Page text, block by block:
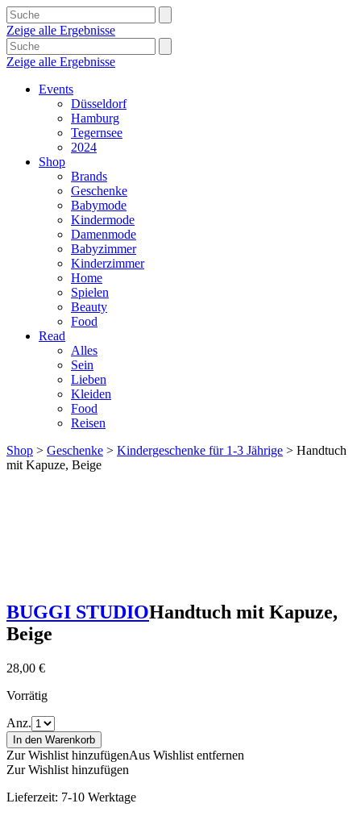
Zeige alle Ergebnisse
Zeige alle Ergebnisse
Events
Düsseldorf
Hamburg
Tegernsee
2024
Shop
Brands
Geschenke
Babymode
Kindermode
Damenmode
Babyzimmer
Kinderzimmer
Home
Spielen
Beauty
Food
Read
Alles
Sein
Lieben
Kleiden
Food
Reisen
Shop > Geschenke > Kindergeschenke für 1-3 Jährige > Handtuch
mit Kapuze, Beige
BUGGI STUDIOHandtuch mit Kapuze,
Beige
28,00 €
Vorrätig
Anz.
In den Warenkorb
Zur Wishlist hinzufügenAus Wishlist entfernen
Zur Wishlist hinzufügen
Lieferzeit: 7-10 Werktage